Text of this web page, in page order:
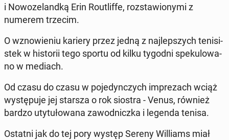
i No­wo­ze­land­ką Erin Ro­utlif­fe, roz­sta­wio­ny­mi z
numerem trzecim.
O wzno­wie­niu kariery przez jedną z naj­lep­szych te­ni­si­
stek w hi­sto­rii tego sportu od kilku tygodni spe­ku­lo­wa­
no w mediach.
Od czasu do czasu w po­je­dyn­czych im­pre­zach wciąż
wy­stę­pu­je jej starsza o rok siostra - Venus, również
bardzo uty­tu­ło­wa­na za­wod­nicz­ka i legenda tenisa.
Ostatni jak do tej pory występ Sereny Wil­liams miał